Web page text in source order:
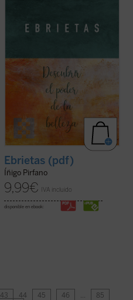
Ebrietas (pdf)
Íñigo Pirfano
9,99€ IVA incluido
disponible en ebook:
43 44 45 46 …
85